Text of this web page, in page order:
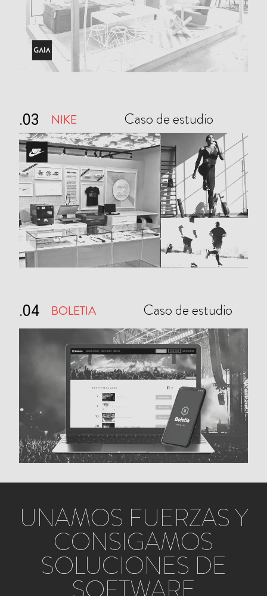
.03 NIKE Caso de estudio
.04 BOLETIA Caso de estudio
UNAMOS FUERZAS Y
CONSIGAMOS
SOLUCIONES DE